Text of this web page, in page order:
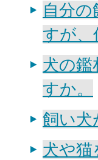
自分
すが、
犬の
すか。
飼い犬
犬や